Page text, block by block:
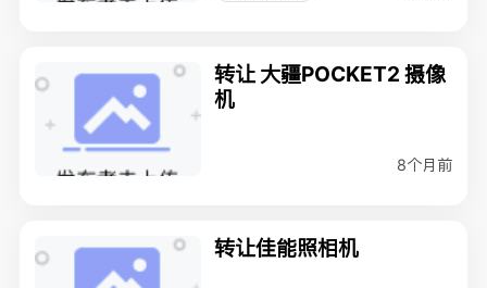
转让 大疆POCKET2 摄像
机
8个月前
转让佳能照相机